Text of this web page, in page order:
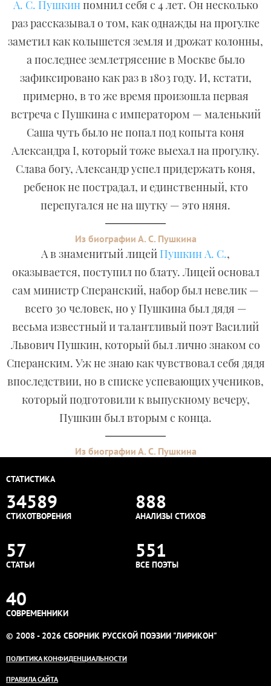
А. С. Пушкинпомнил себя с 4 лет. Он несколько
раз рассказывал о том, как однажды на прогулке
заметил как колышется земля и дрожат колонны,
а последнее землетрясение в Москве было
зафиксировано как раз в 1803 году. И, кстати,
примерно, в то же время произошла первая
встреча с Пушкина с императором — маленький
Саша чуть было не попал под копыта коня
Александра I, который тоже выехал на прогулку.
Слава богу, Александр успел придержать коня,
ребенок не пострадал, и единственный, кто
перепугался не на шутку — это няня.
Из биографии А. С. Пушкина
А в знаменитый лицей Пушкин А. С.,
оказывается, поступил по блату. Лицей основал
сам министр Сперанский, набор был невелик —
всего 30 человек, но у Пушкина был дядя —
весьма известный и талантливый поэт Василий
Львович Пушкин, который был лично знаком со
Сперанским. Уж не знаю как чувствовал себя дядя
впоследствии, но в списке успевающих учеников,
который подготовили к выпускному вечеру,
Пушкин был вторым с конца.
Из биографии А. С. Пушкина
СТАТИСТИКА
34589
СТИХОТВОРЕНИЯ
888
АНАЛИЗЫ СТИХОВ
57
СТАТЬИ
551
ВСЕ ПОЭТЫ
40
СОВРЕМЕННИКИ
© 2008 - 2026 СБОРНИК РУССКОЙ ПОЭЗИИ "ЛИРИКОН"
ПОЛИТИКА КОНФИДЕНЦИАЛЬНОСТИ
ПРАВИЛА САЙТА